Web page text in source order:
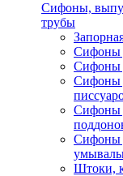
Сифоны,
трубы
Сифоны
Сифоны
Сифоны
Сифоны
Сифоны
Штоки,